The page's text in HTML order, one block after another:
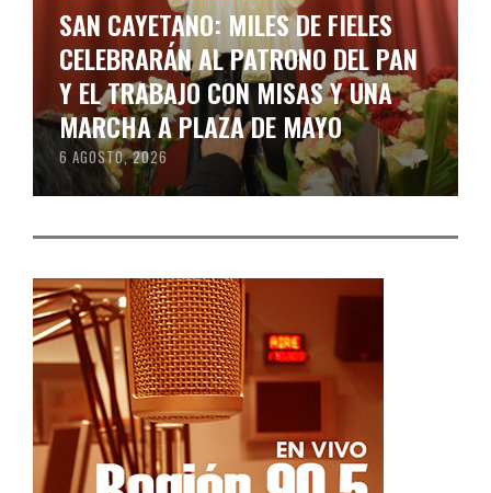
SAN CAYETANO: MILES DE FIELES
CELEBRARÁN AL PATRONO DEL PAN
Y EL TRABAJO CON MISAS Y UNA
MARCHA A PLAZA DE MAYO
6 AGOSTO, 2026